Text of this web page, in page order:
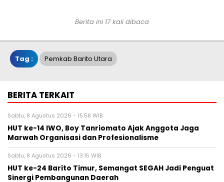
Berita ini 17 kali dibaca
Tag : Pemkab Barito Utara
BERITA TERKAIT
Sabtu, 8 Agustus 2026 - 15:58 WIB
HUT ke-14 IWO, Boy Tanriomato Ajak Anggota Jaga
Marwah Organisasi dan Profesionalisme
Sabtu, 8 Agustus 2026 - 13:15 WIB
HUT ke-24 Barito Timur, Semangat SEGAH Jadi Penguat
Sinergi Pembangunan Daerah